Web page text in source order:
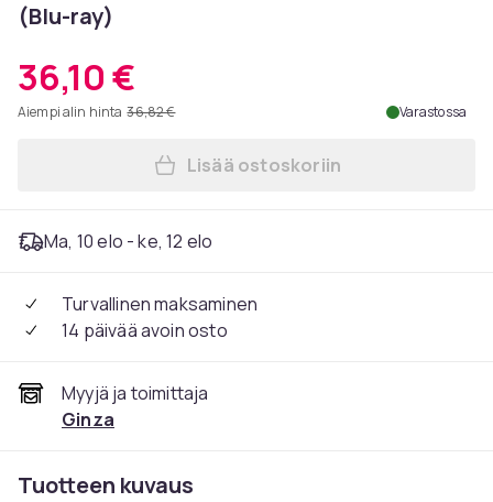
(Blu-ray)
36,10 €
Aiempi alin hinta 36,82 € Varastossa
Lisää A Knight of the
Lisää ostoskoriin
Ma, 10 elo - ke, 12 elo
Turvallinen maksaminen
14 päivää avoin osto
Myyjä ja toimittaja
Ginza
Tuotteen kuvaus